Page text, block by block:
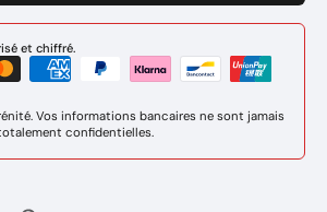
et chiffré.
Vos informations bancaires ne sont jamais
confidentielles.